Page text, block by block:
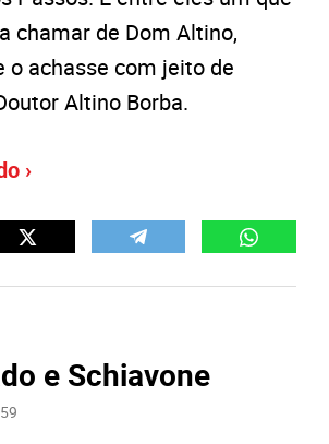
chamar de Dom Altino,
o achasse com jeito de
Altino Borba.
›
e Schiavone